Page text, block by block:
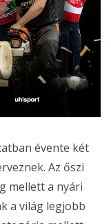
évente két
Az őszi
mellett a nyári
a világ legjobb